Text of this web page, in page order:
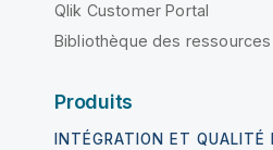
Qlik Customer Portal
Bibliothèque des ressources
Produits
INTÉGRATION ET QUALITÉ